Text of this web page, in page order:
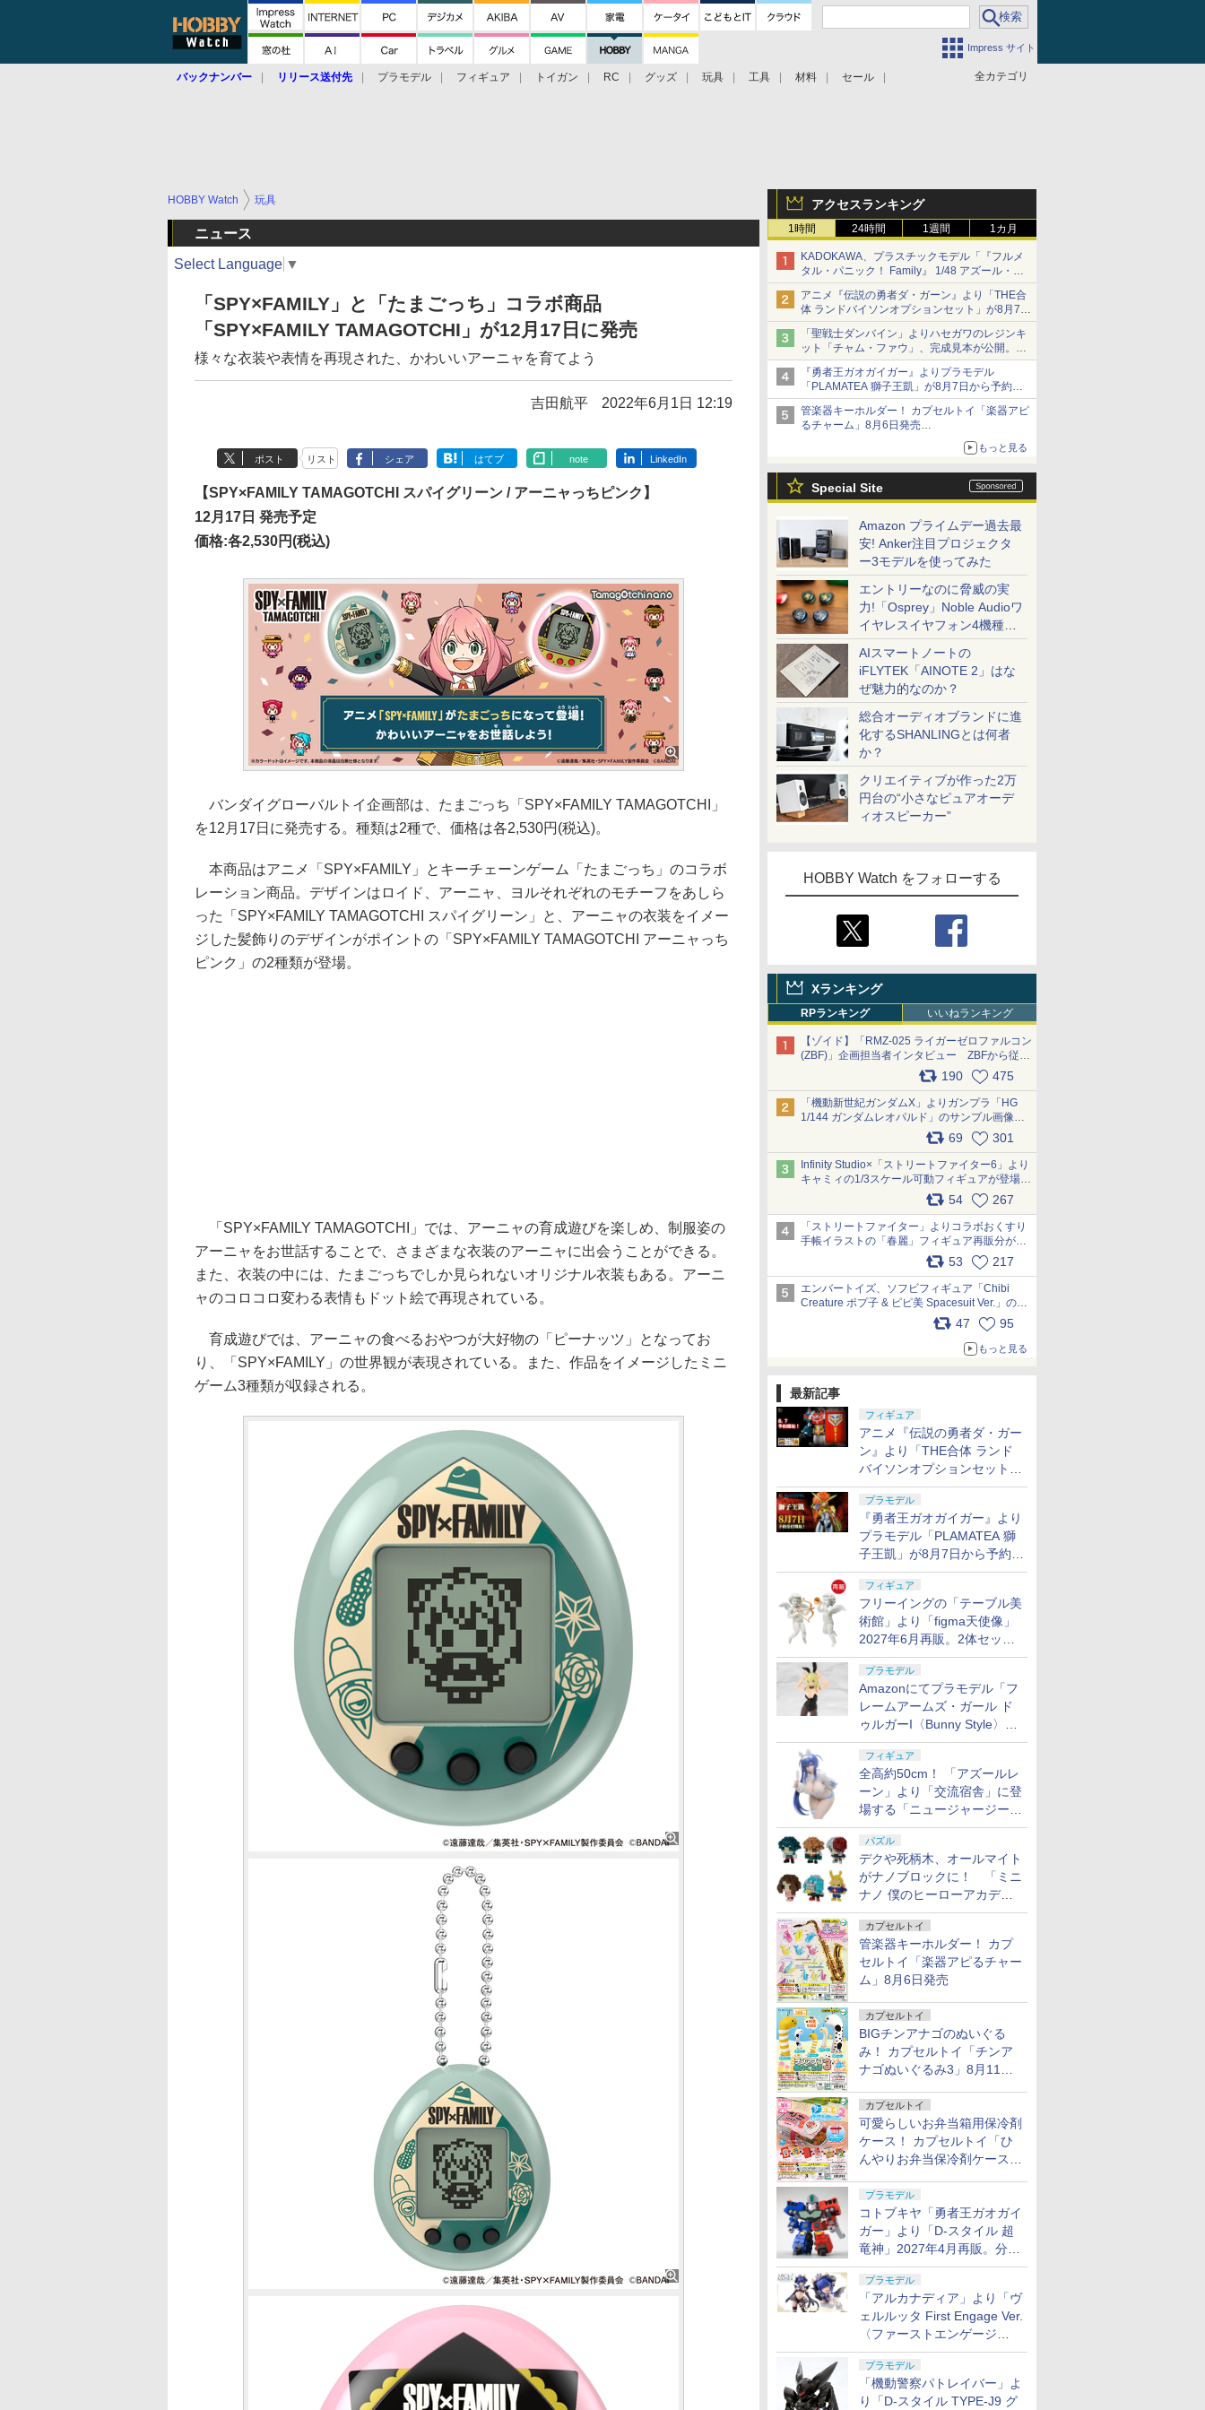
Impress サイト
全カテゴリ
バックナンバー リリース送付先 プラモデル フィギュア トイガン RC グッズ 玩具 工具 材料 セール
アクセスランキング
1時間 24時間 1週間 1カ月
KADOKAWA、プラスチックモデル「『フルメ
タル・パニック！ Family』 1/48 アズール・レ
イヴン」の発売延期を発表
8月から9月に延期
アニメ『伝説の勇者ダ・ガーン』より「THE合
体 ランドバイソンオプションセット」が8月7日
から予約受付開始！
「聖戦士ダンバイン」よりハセガワのレジンキ
ット「チャム・ファウ」、完成見本が公開。9
月3日頃発売予定
『勇者王ガオガイガー』よりプラモデル
「PLAMATEA 獅子王凱」が8月7日から予約受
付開始！
管楽器キーホルダー！ カプセルトイ「楽器アピ
るチャーム」8月6日発売
もっと見る
Special Site
Amazon プライムデー過去最
安! Anker注目プロジェクタ
ー3モデルを使ってみた
エントリーなのに脅威の実
力!「Osprey」Noble Audioワ
イヤレスイヤフォン4機種を
一気に聴く
AIスマートノートの
iFLYTEK「AINOTE 2」はな
ぜ魅力的なのか？
総合オーディオブランドに進
化するSHANLINGとは何者
か？
クリエイティブが作った2万
円台の“小さなピュアオーデ
ィオスピーカー”
HOBBY Watch をフォローする
Xランキング
RPランキング いいねランキング
【ゾイド】「RMZ-025 ライガーゼロファルコン
(ZBF)」企画担当者インタビュー ZBFから従来
デザインまで再現可能なボリューム満点のキッ
ト pic.x.com/6zOqQAQKkX
190 475
「機動新世紀ガンダムX」よりガンプラ「HG
1/144 ガンダムレオパルド」のサンプル画像が
69 301
Infinity Studio×「ストリートファイター6」より
キャミィの1/3スケール可動フィギュアが登場
54 267
「ストリートファイター」よりコラボおくすり
手帳イラストの「春麗」フィギュア再販分が本
日出荷開始 pic.x.com/toUc1MHr41
53 217
エンバートイズ、ソフビフィギュア「Chibi
Creature ポプ子 & ピピ美 Spacesuit Ver.」の発
売中止を発表 pic.x.com/Ri45iFeYjn
47 95
もっと見る
最新記事
フィギュア
アニメ『伝説の勇者ダ・ガー
ン』より「THE合体 ランド
バイソンオプションセット」
が8月7日から予約受付開始！
プラモデル
『勇者王ガオガイガー』より
プラモデル「PLAMATEA 獅
子王凱」が8月7日から予約受
付開始！
フィギュア
フリーイングの「テーブル美
術館」より「figma天使像」
2027年6月再販。2体セット
で小便小僧にも
プラモデル
Amazonにてプラモデル「フ
レームアームズ・ガール ド
ゥルガーI〈Bunny Style〉」
が予約受付再開！
フィギュア
全高約50cm！ 「アズールレ
ーン」より「交流宿舎」に登
場する「ニュージャージー」
が1/3スケールフィギュアで
登場
パズル
デクや死柄木、オールマイト
がナノブロックに！ 「ミニ
ナノ 僕のヒーローアカデミ
ア」9月再販
カプセルトイ
管楽器キーホルダー！ カプ
セルトイ「楽器アピるチャー
ム」8月6日発売
カプセルトイ
BIGチンアナゴのぬいぐる
み！ カプセルトイ「チンア
ナゴぬいぐるみ3」8月11日
カプセルトイ
可愛らしいお弁当箱用保冷剤
ケース！ カプセルトイ「ひ
んやりお弁当保冷剤ケース
プラモデル
コトブキヤ「勇者王ガオガイ
ガー」より「D-スタイル 超
竜神」2027年4月再販。分離
変形が可能
プラモデル
「アルカナディア」より「ヴ
ェルルッタ First Engage Ver.
〈ファーストエンゲージ
Ver.〉」が2027年2月発売！
プラモデル
「機動警察パトレイバー」よ
り「D-スタイル TYPE-J9 グ
HOBBY Watch 玩具
ニュース
Select Language ▼
「SPY×FAMILY」と「たまごっち」コラボ商品
「SPY×FAMILY TAMAGOTCHI」が12月17日に発売
様々な衣装や表情を再現された、かわいいアーニャを育てよう
吉田航平 2022年6月1日 12:19
ポスト リスト シェア はてブ note LinkedIn
【SPY×FAMILY TAMAGOTCHI スパイグリーン / アーニャっちピンク】
12月17日 発売予定
価格:各2,530円(税込)
バンダイグローバルトイ企画部は、たまごっち「SPY×FAMILY TAMAGOTCHI」
を12月17日に発売する。種類は2種で、価格は各2,530円(税込)。
本商品はアニメ「SPY×FAMILY」とキーチェーンゲーム「たまごっち」のコラボ
レーション商品。デザインはロイド、アーニャ、ヨルそれぞれのモチーフをあしら
った「SPY×FAMILY TAMAGOTCHI スパイグリーン」と、アーニャの衣装をイメー
ジした髪飾りのデザインがポイントの「SPY×FAMILY TAMAGOTCHI アーニャっち
ピンク」の2種類が登場。
「SPY×FAMILY TAMAGOTCHI」では、アーニャの育成遊びを楽しめ、制服姿の
アーニャをお世話することで、さまざまな衣装のアーニャに出会うことができる。
また、衣装の中には、たまごっちでしか見られないオリジナル衣装もある。アーニ
ャのコロコロ変わる表情もドット絵で再現されている。
育成遊びでは、アーニャの食べるおやつが大好物の「ピーナッツ」となってお
り、「SPY×FAMILY」の世界観が表現されている。また、作品をイメージしたミニ
ゲーム3種類が収録される。